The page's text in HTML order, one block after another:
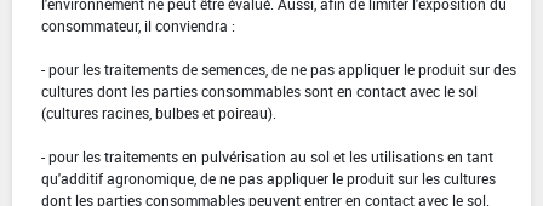
l'environnement ne peut être évalué. Aussi, afin de limiter l'exposition du
consommateur, il conviendra :
- pour les traitements de semences, de ne pas appliquer le produit sur des
cultures dont les parties consommables sont en contact avec le sol
(cultures racines, bulbes et poireau).
- pour les traitements en pulvérisation au sol et les utilisations en tant
qu'additif agronomique, de ne pas appliquer le produit sur les cultures
dont les parties consommables peuvent entrer en contact avec le sol.